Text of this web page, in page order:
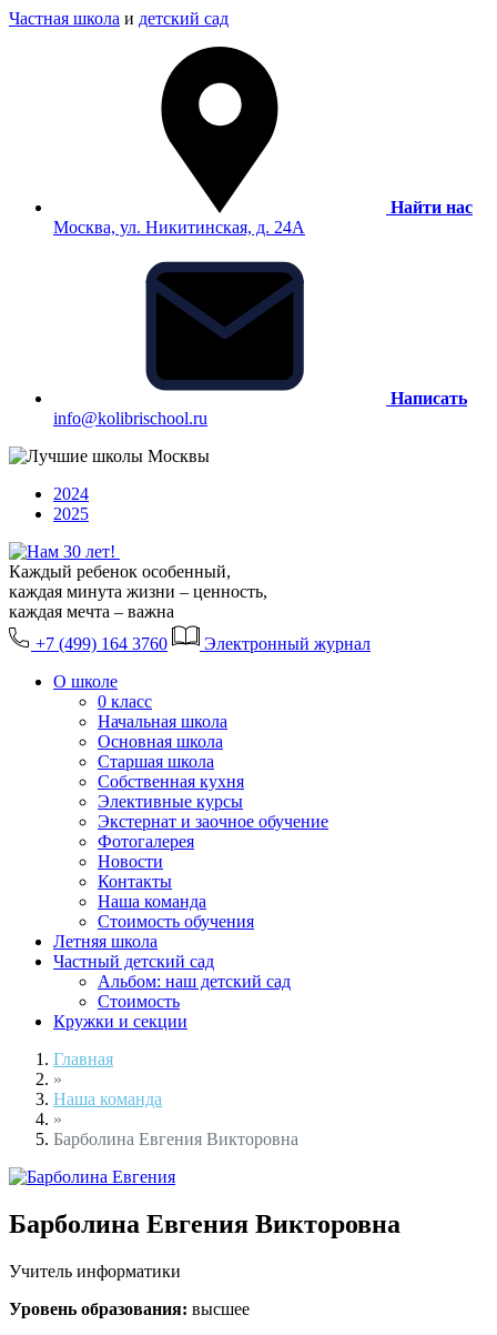
Частная школа и детский сад
Найти нас
Москва, ул. Никитинская, д. 24А
Написать
info@kolibrischool.ru
2024
2025
Каждый ребенок особенный,
каждая минута жизни – ценность,
каждая мечта – важна
+7 (499) 164 3760
Электронный журнал
О школе
0 класс
Начальная школа
Основная школа
Старшая школа
Собственная кухня
Элективные курсы
Экстернат и заочное обучение
Фотогалерея
Новости
Контакты
Наша команда
Стоимость обучения
Летняя школа
Частный детский сад
Альбом: наш детский сад
Стоимость
Кружки и секции
Главная
»
Наша команда
»
Барболина Евгения Викторовна
Барболина Евгения Викторовна
Учитель информатики
Уровень образования: высшее